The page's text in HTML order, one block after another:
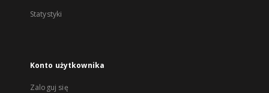
Statystyki
Konto użytkownika
Zaloguj się